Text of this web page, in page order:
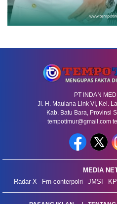
PT INDAN
Jl. H. Maulana Link VI, Kel.
Kab. Batu Bara, Provinsi
tempotimur@gmail.com
MEDIA
Radar-X
Frn-conterpolri JMSI